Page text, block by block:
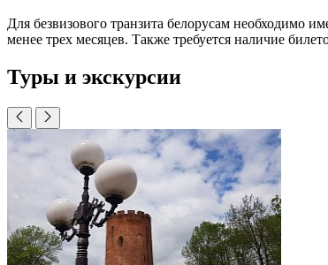
Для безвизового транзита белорусам необходимо
менее трех месяцев. Также требуется наличие
Туры и экскурсии